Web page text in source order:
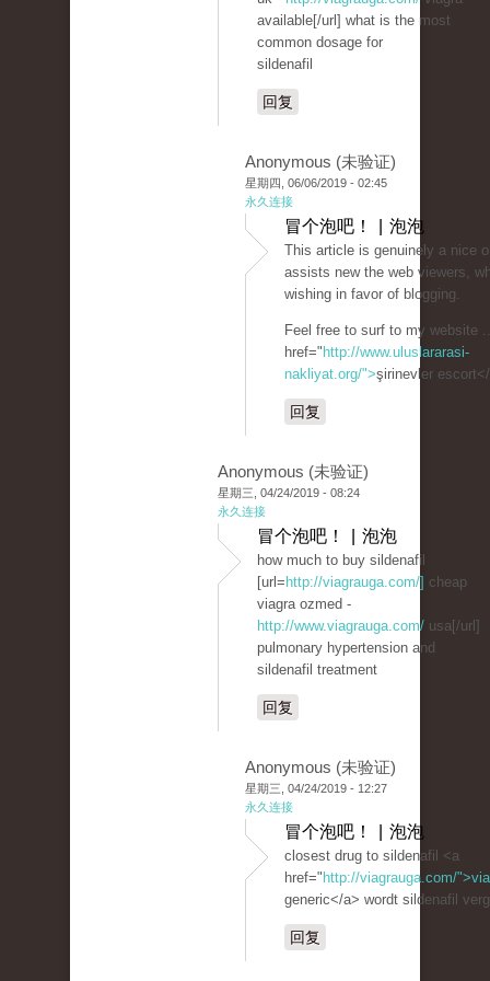
available[/url] what is the most
common dosage for
sildenafil
回复
Anonymous (未验证)
星期四, 06/06/2019 - 02:45
永久连接
冒个泡吧！ | 泡泡
This article is genuinely a nice
assists new the web viewers,
wishing in favor of blogging.
Feel free to surf to my website
href=" http://www.uluslararasi-
nakliyat.org/">şirinevler
回复
Anonymous (未验证)
星期三, 04/24/2019 - 08:24
永久连接
冒个泡吧！ | 泡泡
how much to buy sildenafil
[url= http://viagrauga.com/] cheap
viagra ozmed -
http://www.viagrauga.com/ usa[/url]
pulmonary hypertension and
sildenafil treatment
回复
Anonymous (未验证)
星期三, 04/24/2019 - 12:27
永久连接
冒个泡吧！ | 泡泡
closest drug to sildenafil <a
href=" http://viagrauga.com/
generic</a> wordt sildenafil
回复